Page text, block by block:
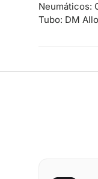
Neumáticos:
Tubo: DM